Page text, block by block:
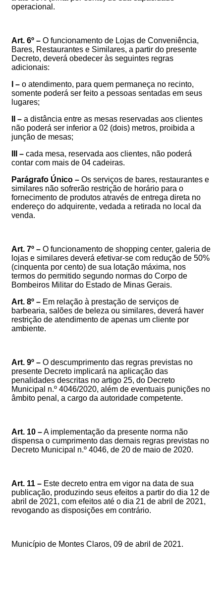
operacional.
Art. 6º – O funcionamento de Lojas de Conveniência,
Bares, Restaurantes e Similares, a partir do presente
Decreto, deverá obedecer às seguintes regras
adicionais:
I – o atendimento, para quem permaneça no recinto,
somente poderá ser feito a pessoas sentadas em seus
lugares;
II – a distância entre as mesas reservadas aos clientes
não poderá ser inferior a 02 (dois) metros, proibida a
junção de mesas;
III – cada mesa, reservada aos clientes, não poderá
contar com mais de 04 cadeiras.
Parágrafo Único – Os serviços de bares, restaurantes e
similares não sofrerão restrição de horário para o
fornecimento de produtos através de entrega direta no
endereço do adquirente, vedada a retirada no local da
venda.
Art. 7º – O funcionamento de shopping center, galeria de
lojas e similares deverá efetivar-se com redução de 50%
(cinquenta por cento) de sua lotação máxima, nos
termos do permitido segundo normas do Corpo de
Bombeiros Militar do Estado de Minas Gerais.
Art. 8º – Em relação à prestação de serviços de
barbearia, salões de beleza ou similares, deverá haver
restrição de atendimento de apenas um cliente por
ambiente.
Art. 9º – O descumprimento das regras previstas no
presente Decreto implicará na aplicação das
penalidades descritas no artigo 25, do Decreto
Municipal n.º 4046/2020, além de eventuais punições no
âmbito penal, a cargo da autoridade competente.
Art. 10 –A implementação da presente norma não
dispensa o cumprimento das demais regras previstas no
Decreto Municipal n.º 4046, de 20 de maio de 2020.
Art. 11 – Este decreto entra em vigor na data de sua
publicação, produzindo seus efeitos a partir do dia 12 de
abril de 2021, com efeitos até o dia 21 de abril de 2021,
revogando as disposições em contrário.
Município de Montes Claros, 09 de abril de 2021.